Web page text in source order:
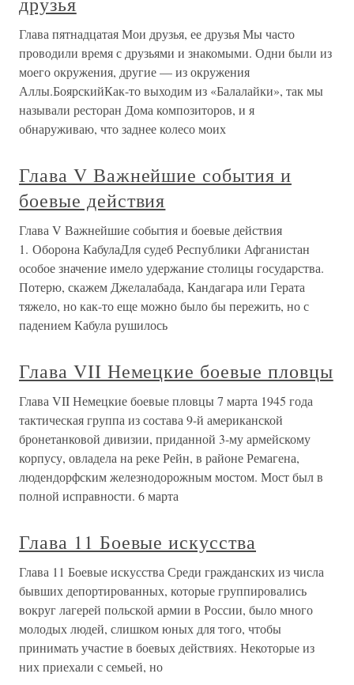
Глава пятнадцатая Мои друзья, ее друзья Мы часто
проводили время с друзьями и знакомыми. Одни были из
моего окружения, другие — из окружения
Аллы.БоярскийКак-то выходим из «Балалайки», так мы
называли ресторан Дома композиторов, и я
обнаруживаю, что заднее колесо моих
Глава V Важнейшие события и
боевые действия
Глава V Важнейшие события и боевые действия
1. Оборона КабулаДля судеб Республики Афганистан
особое значение имело удержание столицы государства.
Потерю, скажем Джелалабада, Кандагара или Герата
тяжело, но как-то еще можно было бы пережить, но с
падением Кабула рушилось
Глава VII Немецкие боевые пловцы
Глава VII Немецкие боевые пловцы 7 марта 1945 года
тактическая группа из состава 9-й американской
бронетанковой дивизии, приданной 3-му армейскому
корпусу, овладела на реке Рейн, в районе Ремагена,
людендорфским железнодорожным мостом. Мост был в
полной исправности. 6 марта
Глава 11 Боевые искусства
Глава 11 Боевые искусства Среди гражданских из числа
бывших депортированных, которые группировались
вокруг лагерей польской армии в России, было много
молодых людей, слишком юных для того, чтобы
принимать участие в боевых действиях. Некоторые из
них приехали с семьей, но